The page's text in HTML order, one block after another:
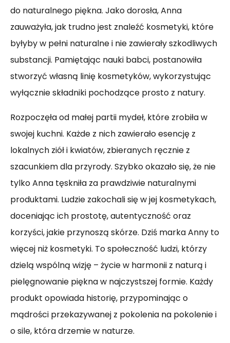
do naturalnego piękna. Jako dorosła, Anna
zauważyła, jak trudno jest znaleźć kosmetyki, które
byłyby w pełni naturalne i nie zawierały szkodliwych
substancji. Pamiętając nauki babci, postanowiła
stworzyć własną linię kosmetyków, wykorzystując
wyłącznie składniki pochodzące prosto z natury.
Rozpoczęła od małej partii mydeł, które zrobiła w
swojej kuchni. Każde z nich zawierało esencję z
lokalnych ziół i kwiatów, zbieranych ręcznie z
szacunkiem dla przyrody. Szybko okazało się, że nie
tylko Anna tęskniła za prawdziwie naturalnymi
produktami. Ludzie zakochali się w jej kosmetykach,
doceniając ich prostotę, autentyczność oraz
korzyści, jakie przynoszą skórze. Dziś marka Anny to
więcej niż kosmetyki. To społeczność ludzi, którzy
dzielą wspólną wizję – życie w harmonii z naturą i
pielęgnowanie piękna w najczystszej formie. Każdy
produkt opowiada historię, przypominając o
mądrości przekazywanej z pokolenia na pokolenie i
o sile, która drzemie w naturze.